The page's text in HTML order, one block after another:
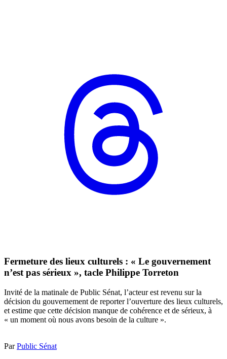
Fermeture des lieux culturels : « Le gouvernement
n’est pas sérieux », tacle Philippe Torreton
Invité de la matinale de Public Sénat, l’acteur est revenu sur la
décision du gouvernement de reporter l’ouverture des lieux culturels,
et estime que cette décision manque de cohérence et de sérieux, à
« un moment où nous avons besoin de la culture ».
ParPublic Sénat